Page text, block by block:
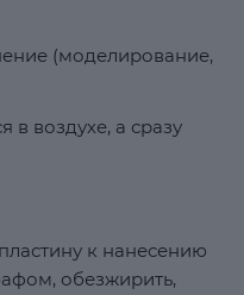
(моделирование,
воздухе, а сразу
к нанесению
обезжирить,